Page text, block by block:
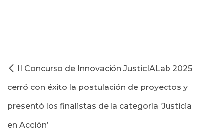
II Concurso de Innovación JusticIALab 2025
cerró con éxito la postulación de proyectos y
presentó los finalistas de la categoría ‘Justicia
en Acción’